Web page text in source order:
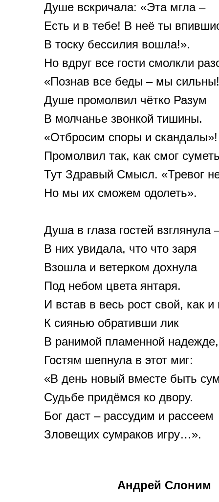
Душе вскричала: «Эта мгла –
Есть и в тебе! В неё ты
В тоску бессилия вошла!».
Но вдруг все гости смолкли
«Познав все беды – мы
Душе промолвил чётко Разум
В молчанье звонкой тишины.
«Отбросим споры и
Промолвил так, как смог
Тут Здравый Смысл. «Тревог
Но мы их сможем одолеть».
Душа в глаза гостей взглянула
В них увидала, что что заря
Взошла и ветерком дохнула
Под небом цвета янтаря.
И встав в весь рост свой, как
К сиянью обративши лик
В ранимой пламенной надежде,
Гостям шепнула в этот миг:
«В день новый вместе быть
Судьбе придёмся ко двору.
Бог даст – рассудим и рассеем
Зловещих сумраков игру…».
Андрей Слоним